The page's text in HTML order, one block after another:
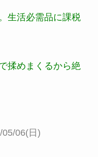
生活必需品に課税
揉めまくるから絶
05/06(日)